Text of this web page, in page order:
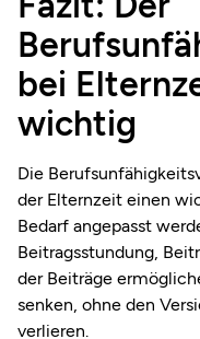
bei
wichtig
Die
der Elternzeit einen
Bedarf angepasst
Beitragsstundung,
der Beiträge
senken, ohne den
verlieren.